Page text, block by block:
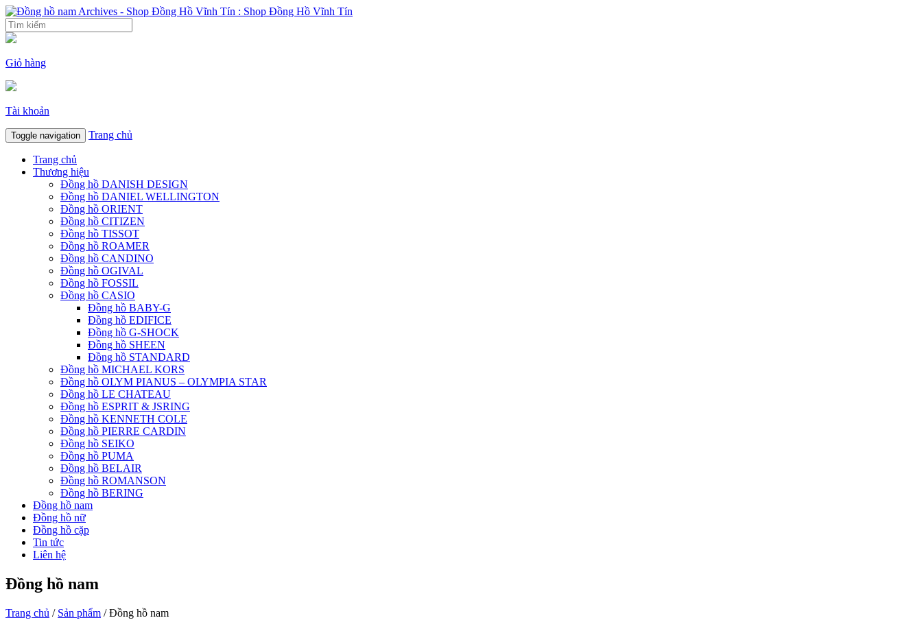
Giỏ hàng
Tài khoản
Toggle navigation Trang chủ
Trang chủ
Thương hiệu
Đồng hồ DANISH DESIGN
Đồng hồ DANIEL WELLINGTON
Đồng hồ ORIENT
Đồng hồ CITIZEN
Đồng hồ TISSOT
Đồng hồ ROAMER
Đồng hồ CANDINO
Đồng hồ OGIVAL
Đồng hồ FOSSIL
Đồng hồ CASIO
Đồng hồ BABY-G
Đồng hồ EDIFICE
Đồng hồ G-SHOCK
Đồng hồ SHEEN
Đồng hồ STANDARD
Đồng hồ MICHAEL KORS
Đồng hồ OLYM PIANUS – OLYMPIA STAR
Đồng hồ LE CHATEAU
Đồng hồ ESPRIT & JSRING
Đồng hồ KENNETH COLE
Đồng hồ PIERRE CARDIN
Đồng hồ SEIKO
Đồng hồ PUMA
Đồng hồ BELAIR
Đồng hồ ROMANSON
Đồng hồ BERING
Đồng hồ nam
Đồng hồ nữ
Đồng hồ cặp
Tin tức
Liên hệ
Đồng hồ nam
Trang chủ / Sản phẩm / Đồng hồ nam